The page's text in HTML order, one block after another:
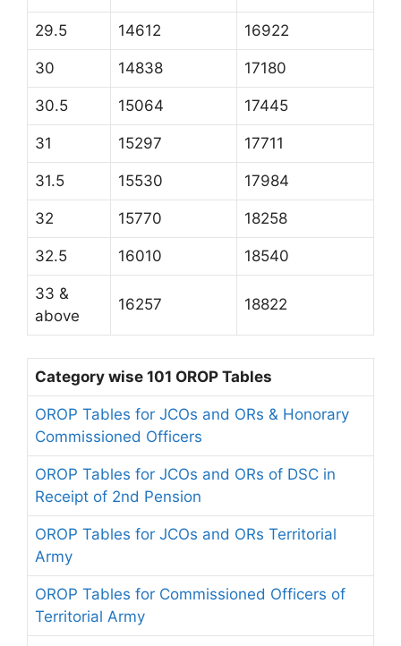
29.5 14612 16922
30 14838 17180
30.5 15064 17445
31 15297 17711
31.5 15530 17984
32 15770 18258
32.5 16010 18540
33 &
above
16257 18822
Category wise 101 OROP Tables
OROP Tables for JCOs and ORs & Honorary
Commissioned Officers
OROP Tables for JCOs and ORs of DSC in
Receipt of 2nd Pension
OROP Tables for JCOs and ORs Territorial
Army
OROP Tables for Commissioned Officers of
Territorial Army